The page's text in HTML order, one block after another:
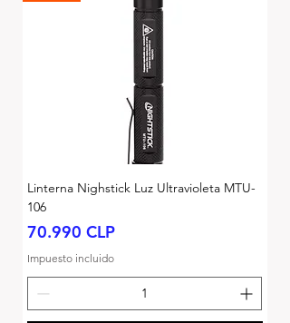
Linterna Nighstick Luz Ultravioleta MTU-
106
Precio
70.990 CLP
Impuesto incluido